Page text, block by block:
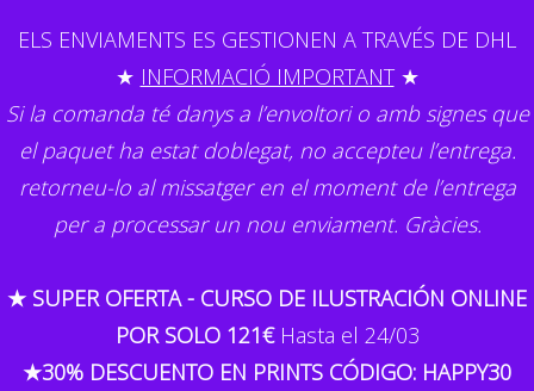
GEMMA CAPDEVILA
Il·lustració
MENU
ELS ENVIAMENTS ES GESTIONEN A TRAVÉS DE DHL
★ INFORMACIÓ IMPORTANT★
Si la comanda té danys a l’envoltori o amb signes que
el paquet ha estat doblegat, no accepteu l’entrega.
retorneu-lo al missatger en el moment de l’entrega
per a processar un nou enviament. Gràcies.
★ SUPER OFERTA - CURSO DE ILUSTRACIÓN ONLINE
POR SOLO 121€ Hasta el 24/03
★30% DESCUENTO EN PRINTS CÓDIGO: HAPPY30